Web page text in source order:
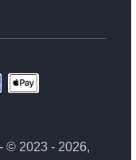
© 2023 - 2026,